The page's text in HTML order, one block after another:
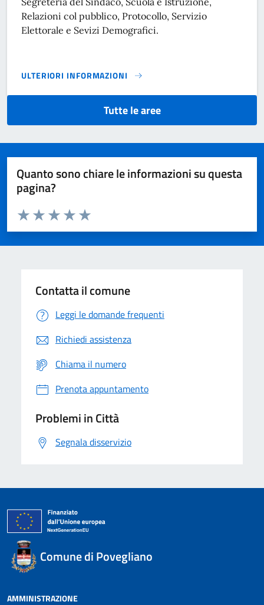
Relazioni col pubblico, Protocollo, Servizio
Elettorale e Sevizi Demografici.
ULTERIORI INFORMAZIONI
AREA II: AFFARI GENERALI, ANAGRAFE, STATO CIVILE,
Tutte le aree
Quanto sono chiare le informazioni su questa
pagina?
Domanda
Valuta da 1 a 5 stelle la pagina
Valuta 5 stelle su 5
Valuta 4 stelle su 5
Valuta 3 stelle su 5
Valuta 2 stelle su 5
Valuta 1 stelle su 5
Contatta il comune
Leggi le domande frequenti
Richiedi assistenza
Chiama il numero
Prenota appuntamento
Problemi in Città
Segnala disservizio
Comune di Povegliano
AMMINISTRAZIONE